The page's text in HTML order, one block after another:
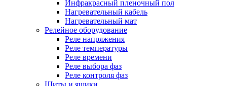
Инфракрасный пленочный пол
Нагревательный кабель
Нагревательный мат
Релейное оборудование
Реле напряжения
Реле температуры
Реле времени
Реле выбора фаз
Реле контроля фаз
Щиты и ящики